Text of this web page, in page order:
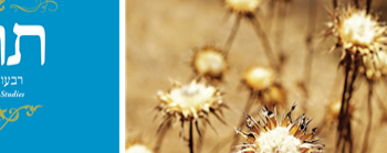
חיים וייס מירה בלברג רוני
משה הלברטל